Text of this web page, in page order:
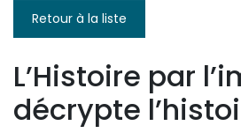
Retour à la liste
L’Histoire par
décrypte